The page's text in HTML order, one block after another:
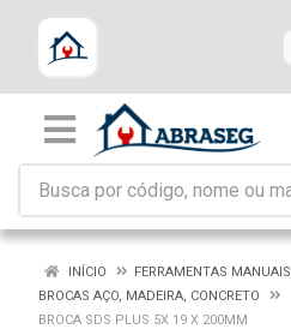
INÍCIO
FERRAMENTAS MANUAIS
BROCAS AÇO, MADEIRA, CONCRETO
BROCA SDS PLUS 5X 19 X 200MM